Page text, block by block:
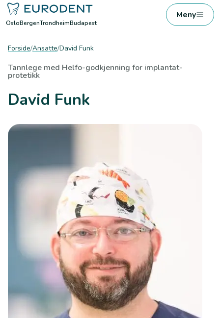
OsloBergenTrondheimBudapest
Meny
Forside/Ansatte/David Funk
Tannlege med Helfo-godkjenning for implantat-
protetikk
David Funk